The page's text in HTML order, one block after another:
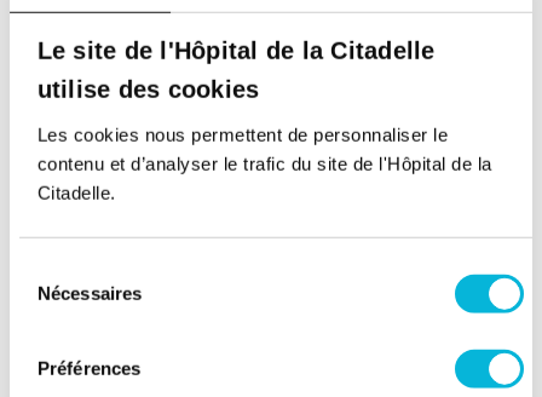
Le site de l'Hôpital de la Citadelle
utilise des cookies
Les cookies nous permettent de personnaliser le
contenu et d’analyser le trafic du site de l'Hôpital de la
Citadelle.
Nécessaires
Préférences
Soutenez notre Fondation
Votre don à la Fondation permet de
financer des projets qui améliorent
directement le bien-être des patients et
leurs proches.
Découvrir la Fondation
Espace Patient